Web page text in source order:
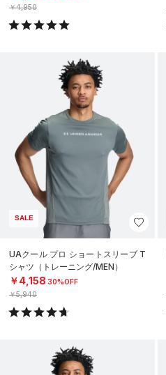
￥4,950
SALE
UAクール プロ ショートスリーブ T
シャツ（トレーニング/MEN）
￥4,158 30%OFF
￥5,940